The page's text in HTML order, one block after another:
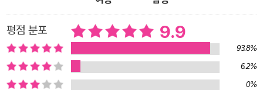
라앉는 부정적인 감정들이 아이들 마음을 헤집기 마련이다. 작가
는 초등학교 교사로 일한 경험을 바탕으로 어린이들이 일상에서
실제로 겪을 법한 최악의 상황들을 예리하게 포착해 냈다. 마음껏
투덜대고, 목놓아 울고, 화도 내어 보고, 짜증도 부려 가며 자신의
감정을 자연스럽게 표출하는 주인공의 모습은 부정적인 감정을
평점 분포 9.9
93.8%
6.2%
0%